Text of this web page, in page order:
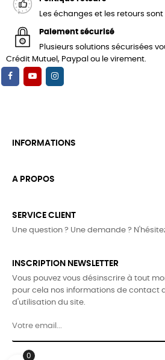
Les échanges et les retours
Paiement sécurisé
Plusieurs solutions sécurisées
Crédit Mutuel, Paypal ou le virement.
INFORMATIONS
A PROPOS
SERVICE CLIENT
Une question ? Une demande ?
INSCRIPTION NEWSLETTER
Vous pouvez vous désinscrire à tout
pour cela nos informations de contact
d'utilisation du site.
0